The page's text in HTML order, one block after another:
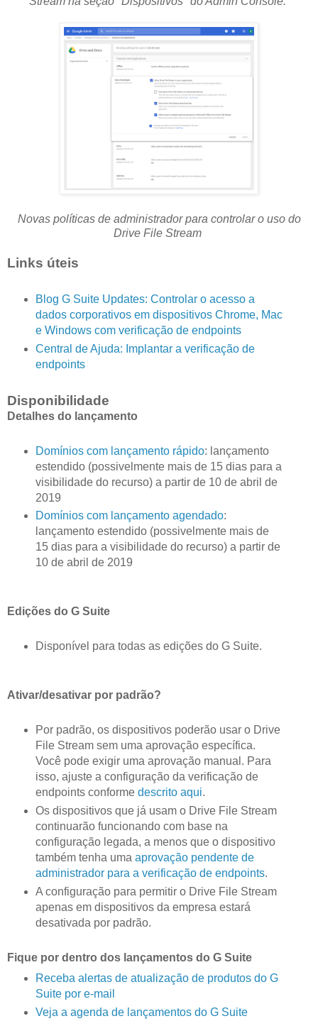
Novas políticas de administrador para controlar o uso do
Drive File Stream
Links úteis
Blog G Suite Updates: Controlar o acesso a
dados corporativos em dispositivos Chrome, Mac
e Windows com verificação de endpoints
Central de Ajuda: Implantar a verificação de
endpoints
Disponibilidade
Detalhes do lançamento
Domínios com lançamento rápido: lançamento
estendido (possivelmente mais de 15 dias para a
visibilidade do recurso) a partir de 10 de abril de
2019
Domínios com lançamento agendado:
lançamento estendido (possivelmente mais de
15 dias para a visibilidade do recurso) a partir de
10 de abril de 2019
Edições do G Suite
Disponível para todas as edições do G Suite.
Ativar/desativar por padrão?
Por padrão, os dispositivos poderão usar o Drive
File Stream sem uma aprovação específica.
Você pode exigir uma aprovação manual. Para
isso, ajuste a configuração da verificação de
endpoints conforme descrito aqui.
Os dispositivos que já usam o Drive File Stream
continuarão funcionando com base na
configuração legada, a menos que o dispositivo
também tenha uma aprovação pendente de
administrador para a verificação de endpoints.
A configuração para permitir o Drive File Stream
apenas em dispositivos da empresa estará
desativada por padrão.
Fique por dentro dos lançamentos do G Suite
Receba alertas de atualização de produtos do G
Suite por e-mail
Veja a agenda de lançamentos do G Suite